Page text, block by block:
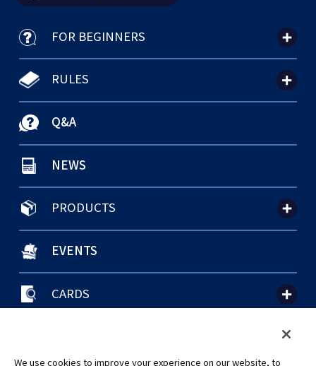
FOR BEGINNERS
RULES
Q&A
NEWS
PRODUCTS
EVENTS
CARDS
We use cookies to improve your experience on our website, to